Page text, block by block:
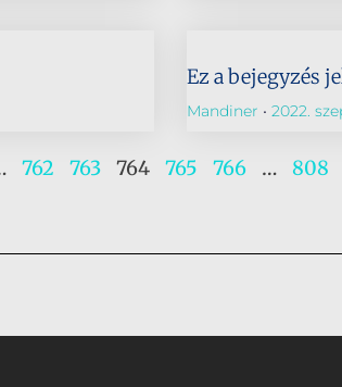
Ez a bejegyzés
Mandiner 2022.
762 763 764 765 766 … 808